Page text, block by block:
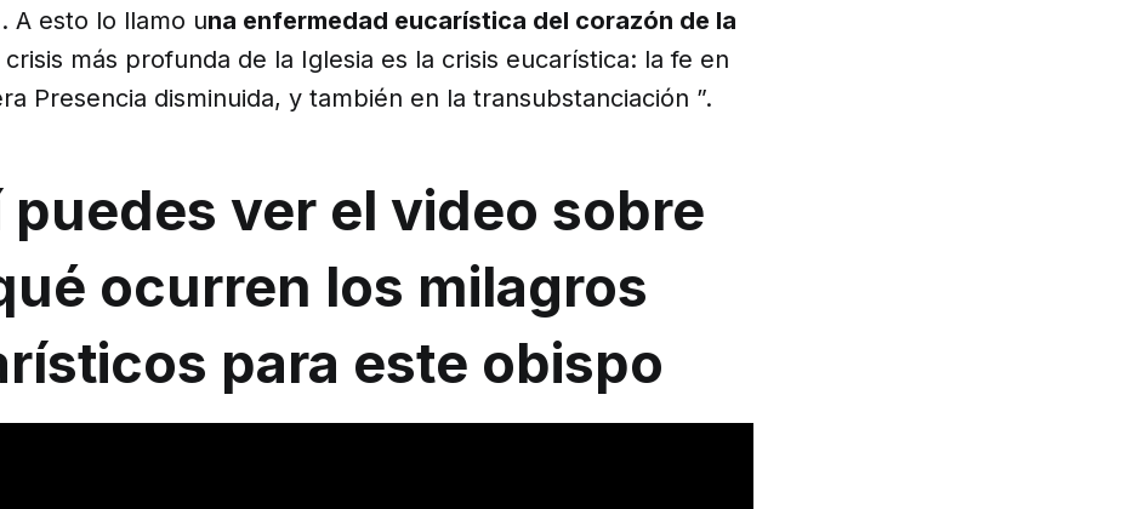
. A esto lo llamo una enfermedad eucarística del corazón de la
crisis más profunda de la Iglesia es la crisis eucarística: la fe en
Presencia disminuida, y también en la transubstanciación ”.
puedes ver el video sobre
ocurren los milagros
para este obispo